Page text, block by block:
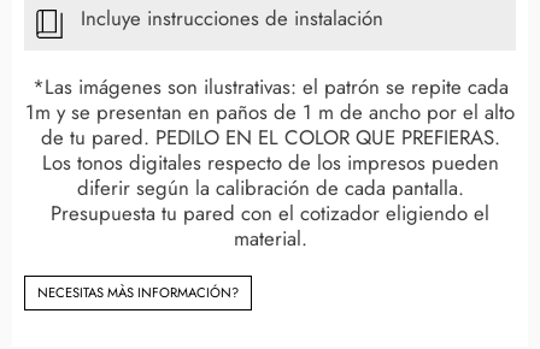
Incluye instrucciones de instalación
*Las imágenes son ilustrativas: el patrón se repite cada
1m y se presentan en paños de 1 m de ancho por el alto
de tu pared. PEDILO EN EL COLOR QUE PREFIERAS.
Los tonos digitales respecto de los impresos pueden
diferir según la calibración de cada pantalla.
Presupuesta tu pared con el cotizador eligiendo el
material.
NECESITAS MÀS INFORMACIÓN?